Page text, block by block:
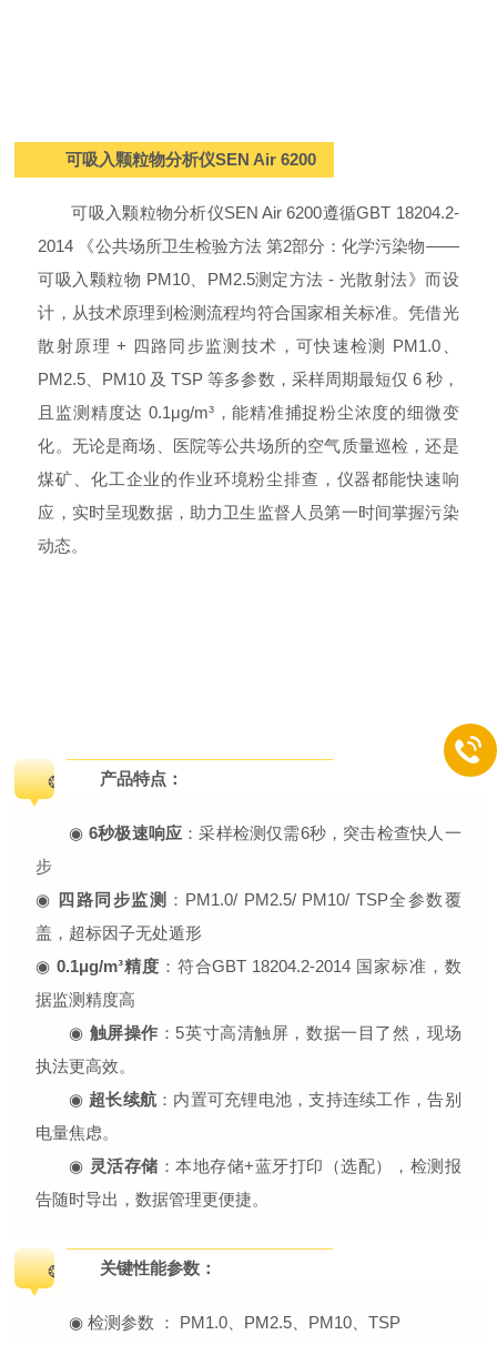
可吸入颗粒物分析仪SEN Air 6200
可吸入颗粒物分析仪SEN Air 6200遵循GBT 18204.2-
2014 《公共场所卫生检验方法 第2部分：化学污染物——
可吸入颗粒物 PM10、PM2.5测定方法 - 光散射法》而设
计，从技术原理到检测流程均符合国家相关标准。凭借光
散射原理 + 四路同步监测技术，可快速检测 PM1.0、
PM2.5、 PM10 及 TSP等多参数，采样周期最短仅 6 秒，
且监测精度达 0.1μg/m³，能精准捕捉粉尘浓度的细微变
化。无论是商场、医院等公共场所的空气质量巡检，还是
煤矿、化工企业的作业环境粉尘排查，仪器都能快速响
应，实时呈现数据，助力卫生监督人员第一时间掌握污染
动态。
❂ 产品特点：
◉ 6秒极速响应 ：采样检测仅需6秒，突击检查快人一
步
◉ 四路同步监测 ： PM1.0/ PM2.5/ PM10/ TSP全参数覆
盖，超标因子无处遁形
◉0.1μg/m³精度 ：符合GBT 18204.2-2014 国家标准，数
据监测精度高
◉ 触屏操作 ：5英寸高清触屏，数据一目了然，现场
执法更高效。
◉ 超长续航 ：内置可充锂电池，支持连续工作，告别
电量焦虑。
◉ 灵活存储 ：本地存储+蓝牙打印（选配），检测报
告随时导出，数据管理更便捷。
❂ 关键性能参数：
◉ 检测参数 ： PM1.0、PM2.5、PM10、TSP